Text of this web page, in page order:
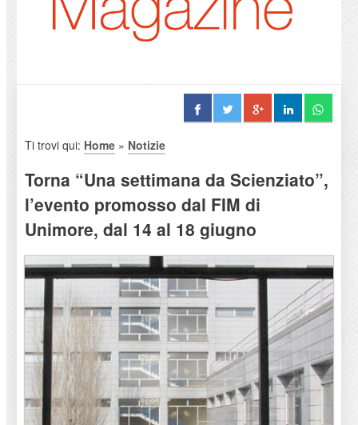
Ti trovi qui: Home» Notizie
Torna “Una settimana da Scienziato”,
l’evento promosso dal FIM di
Unimore, dal 14 al 18 giugno